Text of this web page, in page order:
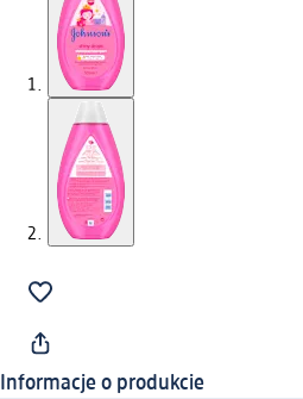
Informacje o produkcie